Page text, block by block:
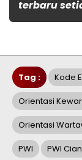
terbaru
Tag : Kode
Orientasi
Orientasi
PWI PWI